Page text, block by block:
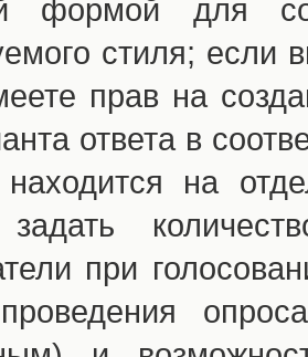
формой для
стиля; если
прав на
ответа в
находится на
при